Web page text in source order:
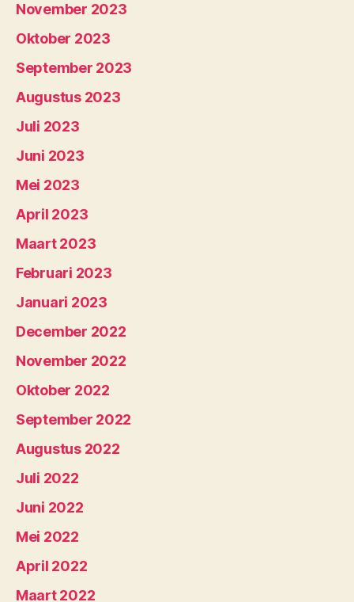
November 2023
Oktober 2023
September 2023
Augustus 2023
Juli 2023
Juni 2023
Mei 2023
April 2023
Maart 2023
Februari 2023
Januari 2023
December 2022
November 2022
Oktober 2022
September 2022
Augustus 2022
Juli 2022
Juni 2022
Mei 2022
April 2022
Maart 2022